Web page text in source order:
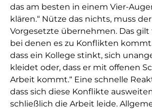
das am besten in einem Vier-
klären.“ Nütze das nichts, muss
Vorgesetzte übernehmen. Das gilt
bei denen es zu Konflikten kommt.
dass ein Kollege stinkt, sich
kleidet oder, dass er mit offenen
Arbeit kommt.“ Eine schnelle
dass sich diese Konflikte
schließlich die Arbeit leide.